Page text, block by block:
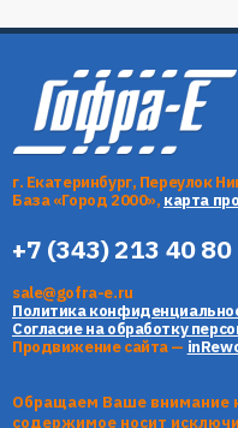
г. Екатеринбург, Переулок
База «Город 2000», карта
+7 (343) 213 40 80
sale@gofra-e.ru
Политика
Согласие на обработку
Продвижение сайта —
Обращаем Ваше внимание
содержимое носит